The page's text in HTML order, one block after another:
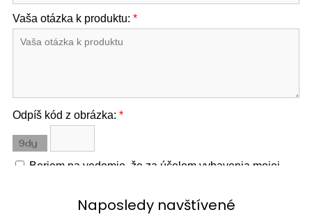
Naposledy navštívené